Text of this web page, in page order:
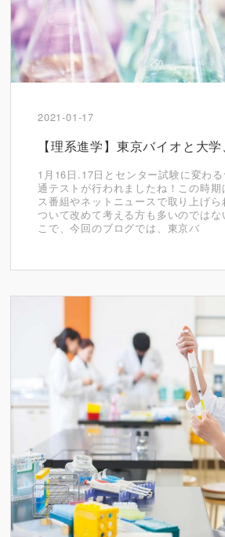
2021-01-17
【理系進学】東京バイオと大
1月16日.17日とセンター試験に変わ
通テストが行われましたね！この時期
ス番組やネットニュースで取り上げ
ついて改めて考える方も多いのでは
こで、今回のブログでは、東京バ